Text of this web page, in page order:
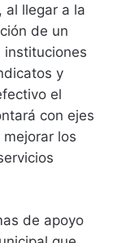
al llegar a la
de un
instituciones
y
el
con ejes
los
de apoyo